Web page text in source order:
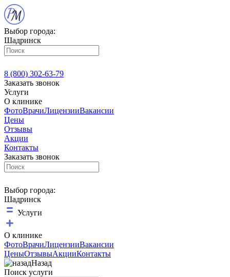
Выбор города:
Шадринск
8 (800) 302-63-79
Заказать звонок
Услуги
О клинике
ФотоВрачиЛицензииВакансии
Цены
Отзывы
Акции
Контакты
Заказать звонок
Выбор города:
Шадринск
Услуги
О клинике
ФотоВрачиЛицензииВакансии
ЦеныОтзывыАкцииКонтакты
Назад
Поиск услуги